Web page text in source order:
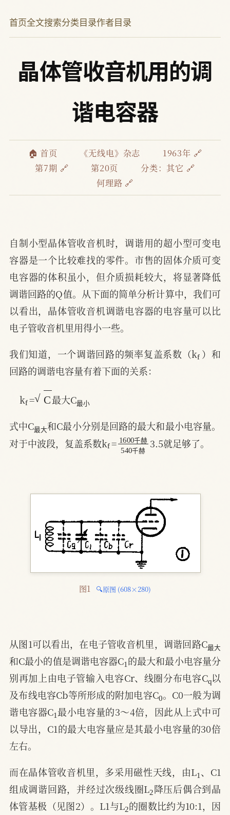
首页全文搜索分类目录作者目录
晶体管收音机用的调
谐电容器
🏠 首页 《无线电》杂志
1963年 🔗
第7期 🔗
第20页 分类： 其它 🔗
何理路 🔗
自制小型晶体管收音机时，调谐用的超小型可变电
容器是一个比较难找的零件。市售的固体介质可变
电容器的体积虽小，但介质损耗较大，将显著降低
调谐回路的Q值。从下面的简单分析计算中，我们可
以看出，晶体管收音机调谐电容器的电容量可以比
电子管收音机里用得小一些。
我们知道，一个调谐回路的频率复盖系数（k ）和
回路的调谐电容量有着下面的关系：
k = C 最大C最小
式中C最大和C最小分别是回路的最大和最小电容量。
对于中波段，复盖系数kf= 千赫
千赫
1600
千赫
540千
赫 3.5就足够了。
图1 🔍原图 (608×280)
从图1可以看出，在电子管收音机里，调谐回路C最大
和C最小的值是调谐电容器C1的最大和最小电容量分
别再加上由电子管输入电容Cr、线圈分布电容Cq以
及布线电容Cb等所形成的附加电容C0。C0一般为调
谐电容器C1最小电容量的3～4倍，因此从上式中可
以导出，C1的最大电容量应是其最小电容量的30倍
左右。
而在晶体管收音机里，多采用磁性天线，由L 、C1
组成调谐回路，并经过次级线圈L2降压后偶合到晶
体管基极（见图2）。L1与L2的圈数比约为10:1，因